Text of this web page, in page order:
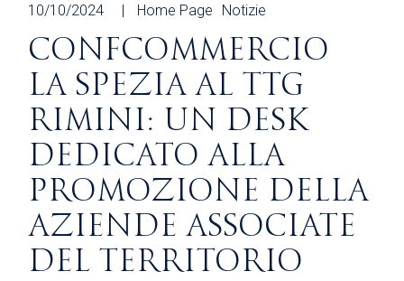
10/10/2024 Home Page Notizie
CONFCOMMERCIO
LA SPEZIA AL TTG
RIMINI: UN DESK
DEDICATO ALLA
PROMOZIONE DELLA
AZIENDE ASSOCIATE
DEL TERRITORIO